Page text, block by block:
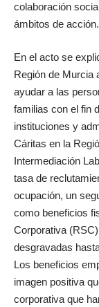
colaboración
ámbitos de acción.
En el acto se
Región de Murcia
ayudar a las
familias con el fin
instituciones y
Cáritas en la
Intermediación
tasa de
ocupación, un
como beneficios
Corporativa
desgravadas
Los beneficios
imagen positiva
corporativa que